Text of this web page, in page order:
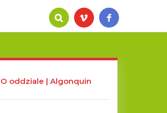
O oddziale | Algonquin